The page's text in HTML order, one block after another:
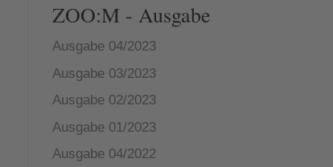
ZOO:M - Ausgabe
Ausgabe 04/2023
Ausgabe 03/2023
Ausgabe 02/2023
Ausgabe 01/2023
Ausgabe 04/2022